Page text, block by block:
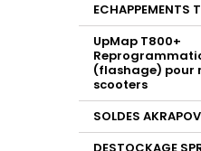
ECHAPPEMENTS
UpMap T800+
(flashage) pour
scooters
SOLDES